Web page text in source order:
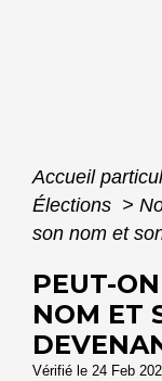
Accueil
Élections >
son nom et
PEUT-
NOM ET
Vérifié le 24 Feb